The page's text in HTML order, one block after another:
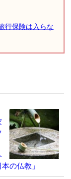
行保険は入らな
の仏教」